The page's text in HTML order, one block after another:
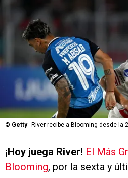
© Getty River recibe a Blooming desde la
¡Hoy juega River! El Más
Blooming, por la sexta y